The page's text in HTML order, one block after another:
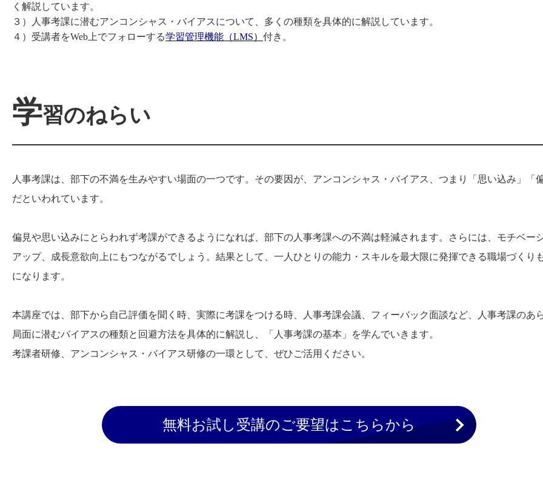
く解説しています。
３）人事考課に潜むアンコンシャス・バイアスについて、多くの種類を具体的に解説しています。
４）受講者をWeb上でフォローする学習管理機能（LMS） 付き。
学習のねらい
人事考課は、部下の不満を生みやすい場面の一つです。その要因が、アンコンシャス・バイアス、つまり「思い込み」「
だといわれています。
偏見や思い込みにとらわれず考課ができるようになれば、部下の人事考課への不満は軽減されます。さらには、モチベー
アップ、成長意欲向上にもつながるでしょう。結果として、一人ひとりの能力・スキルを最大限に発揮できる職場づくり
になります。
本講座では、部下から自己評価を聞く時、実際に考課をつける時、人事考課会議、フィーバック面談など、人事考課のあ
局面に潜むバイアスの種類と回避方法を具体的に解説し、「人事考課の基本」を学んでいきます。
考課者研修、アンコンシャス・バイアス研修の一環として、ぜひご活用ください。
無料お試し受講のご要望はこちらから